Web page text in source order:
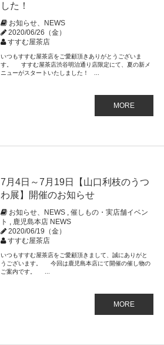
した！
お知らせ、NEWS
2020/06/26（金）
すすむ屋茶店
いつもすすむ屋茶店をご愛顧頂きありがとうございま
す。 すすむ屋茶店渋谷明治通り店限定にて、夏の新メ
ニューがスタートいたしました！ ...
MORE
7月4日～7月19日【山口利枝のうつ
わ展】開催のお知らせ
お知らせ、NEWS ,催しもの・実店舗イベン
ト , 鹿児島本店 NEWS
2020/06/19（金）
すすむ屋茶店
いつもすすむ屋茶店をご愛顧頂きまして、誠にありがと
うございます。 今回は鹿児島本店にて開催の催し物の
ご案内です。 ...
MORE